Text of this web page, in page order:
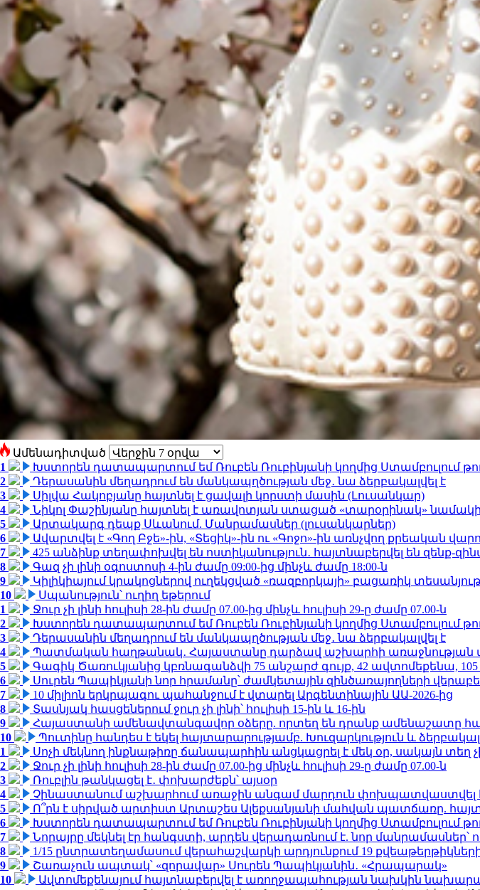
Ամենադիտված
1
Խստորեն դատապարտում եմ Ռուբեն Ռուբինյանի կողմից Ստամբուլում
2
Դերասանին մեղադրում են մանկապղծության մեջ․ նա ձերբակալվել է
3
Սիլվա Հակոբյանը հայտնել է ցավալի կորստի մասին (Լուսանկար)
4
Նիկոլ Փաշինյանը հայտնել է առավոտյան ստացած «տարօրինակ»
5
Արտակարգ դեպք Սևանում. Մանրամասներ (լուսանկարներ)
6
Ավարտվել է «Գող Բջե»-ին, «Տեցիկ»-ին ու «Գոջո»-ին առնչվող քրեական
7
425 անձինք տեղափոխվել են ոստիկանություն․ հայտնաբերվել են զենք-
8
Գազ չի լինի օգոստոսի 4-ին ժամը 09:00-ից մինչև ժամը 18:00-ն
9
Կիլիկիայում կրակոցներով ուղեկցված «ռազբորկայի» բացառիկ
10
Սպանություն՝ ուղիղ եթերում
1
Ջուր չի լինի հուլիսի 28-ին ժամը 07.00-ից մինչև հուլիսի 29-ը ժամը 07.00-ն
2
Խստորեն դատապարտում եմ Ռուբեն Ռուբինյանի կողմից Ստամբուլում
3
Դերասանին մեղադրում են մանկապղծության մեջ․ նա ձերբակալվել է
4
Պատմական հաղթանակ․ Հայաստանը դարձավ աշխարհի առաջնության
5
Գագիկ Ծառուկյանից կբռնագանձվի 75 անշարժ գույք, 42 ավտոմեքենա, 105
6
Սուրեն Պապիկյանի նոր հրամանը՝ ժամկետային զինծառայողների
7
10 միլիոն երկրպագու պահանջում է վտարել Արգենտինային ԱԱ-2026-ից
8
Տասնյակ հասցեներում ջուր չի լինի՝ հուլիսի 15-ին և 16-ին
9
Հայաստանի ամենավտանգավոր օձերը. որտեղ են դրանք ամենաշատը
10
Պուտինը հանդես է եկել հայտարարությամբ. Խուզարկություն և
1
Սոչի մեկնող ինքնաթիռը ճանապարհին անցկացրել է մեկ օր, սակայն տեղ
2
Ջուր չի լինի հուլիսի 28-ին ժամը 07.00-ից մինչև հուլիսի 29-ը ժամը 07.00-ն
3
Ռուբլին թանկացել է․ փոխարժեքն՝ այսօր
4
Չինաստանում աշխարհում առաջին անգամ մարդուն փոխպատվաստվել
5
Ո՞րն է սիրված արտիստ Արտաշես Ալեքսանյանի մահվան պատճառը.
6
Խստորեն դատապարտում եմ Ռուբեն Ռուբինյանի կողմից Ստամբուլում
7
Նորայրը մեկնել էր հանգստի, արդեն վերադառնում է. նոր մանրամասներ՝
8
1/15 ընտրատեղամասում վերահաշվարկի արդյունքում 19
9
Շառաչուն ապտակ՝ «զորավար» Սուրեն Պապիկյանին․ «Հրապարակ»
10
Ավտոմեքենայում հայտնաբերվել է առողջապահության նախկին